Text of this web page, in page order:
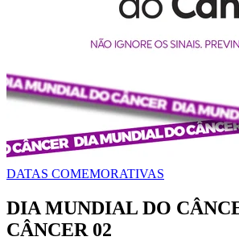
DATAS COMEMORATIVAS
DIA MUNDIAL DO
CÂNCER 02